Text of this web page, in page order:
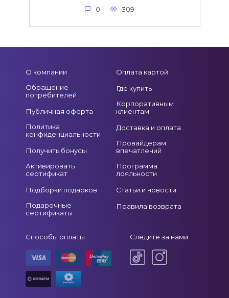
0 309
О компании
Обращение
потребителей
Публичная оферта
Политика
конфиденциальности
Получить бонусы
Активировать
сертификат
Подборки подарков
Подарочные
сертификаты
Оплата картой
Где купить
Корпоративным
клиентам
Доставка и оплата
Провайдерам
впечатлений
Программа
лояльности
Статьи и новости
Правила возврата
Способы оплаты Следите за нами